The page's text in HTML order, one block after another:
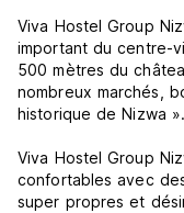
Viva Hostel Group
important du centre-
500 mètres du
nombreux marchés,
historique de Nizwa ».
Viva Hostel Group
confortables avec
super propres et